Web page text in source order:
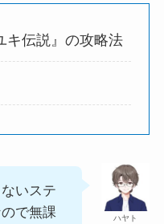
キ伝説』の攻略法
ハヤト
いステ
で無課